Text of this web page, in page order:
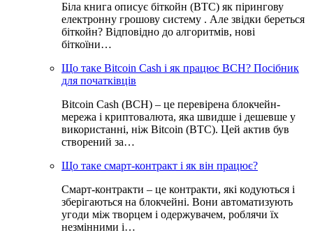
Біла книга описує біткойн (BTC) як пірингову
електронну грошову систему . Але звідки береться
біткойн? Відповідно до алгоритмів, нові
біткоїни…
Що таке Bitcoin Cash і як працює BCH? Посібник
для початківців
Bitcoin Cash (BCH) – це перевірена блокчейн-
мережа і криптовалюта, яка швидше і дешевше у
використанні, ніж Bitcoin (BTC). Цей актив був
створений за…
Що таке смарт-контракт і як він працює?
Смарт-контракти – це контракти, які кодуються і
зберігаються на блокчейні. Вони автоматизують
угоди між творцем і одержувачем, роблячи їх
незмінними і…